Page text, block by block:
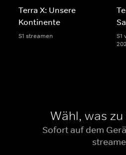
Terra X: Unsere
Kontinente
S1 streamen
S1
Wähl, was
Sofort auf dem